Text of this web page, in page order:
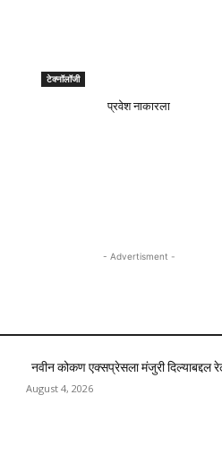
टेक्नॉलॉजी
प्रवेश नाकारला
- Advertisment -
नवीन कोकण एक्सप्रेसला मंजुरी दिल्याबद्दल
August 4, 2026